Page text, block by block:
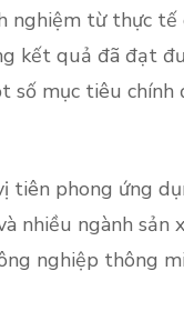
nghiệm từ thực tế
kết quả đã đạt
mục tiêu chính
tiên phong ứng
nhiều ngành sản
nghiệp thông